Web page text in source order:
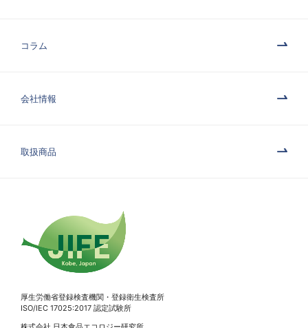
コラム
会社情報
取扱商品
厚生労働省登録検査機関・登録衛生検査所
ISO/IEC 17025:2017 認定試験所